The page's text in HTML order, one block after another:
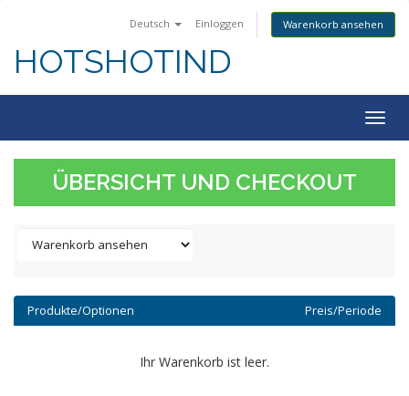
Deutsch Einloggen Warenkorb ansehen
HOTSHOTIND
ÜBERSICHT UND CHECKOUT
Produkte/Optionen Preis/Periode
Ihr Warenkorb ist leer.